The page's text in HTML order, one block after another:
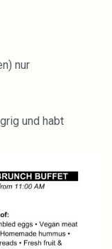
nur
und habt